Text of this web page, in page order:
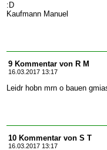
:D
Kaufmann Manuel
9 Kommentar von R M
16.03.2017 13:17
Leidr hobn mrn o bauen
10 Kommentar von S T
16.03.2017 13:17